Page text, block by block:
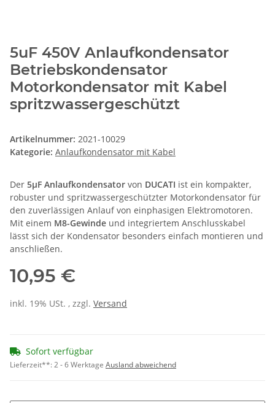
5uF 450V Anlaufkondensator
Betriebskondensator
Motorkondensator mit Kabel
spritzwassergeschützt
Artikelnummer: 2021-10029
Kategorie: Anlaufkondensator mit Kabel
Der 5µF Anlaufkondensator von DUCATI ist ein kompakter,
robuster und spritzwassergeschützter Motorkondensator für
den zuverlässigen Anlauf von einphasigen Elektromotoren.
Mit einem M8-Gewinde und integriertem Anschlusskabel
lässt sich der Kondensator besonders einfach montieren und
anschließen.
10,95 €
inkl. 19% USt. , zzgl. Versand
Sofort verfügbar
Lieferzeit**:2 - 6 Werktage Ausland abweichend